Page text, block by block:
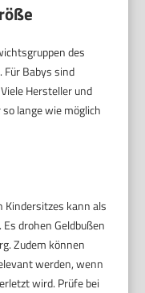
des
Für Babys sind
Hersteller und
lange wie möglich
Kindersitzes kann als
drohen Geldbußen
Zudem können
werden, wenn
wird. Prüfe bei